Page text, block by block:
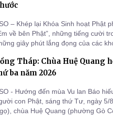
– Khép lại Khóa Sinh hoạt Phật
về bên Phật”, những tiếng cười
giây phút lắng đọng của các
ngắn ngủi nhưng đã trở thành
thiện l
Tháp: Chùa Huệ Quang
ba năm 2026
- Hướng đến mùa Vu lan Báo
con Phật, sáng thứ Tư, ngày 5/
chùa Huệ Quang (phường Gò